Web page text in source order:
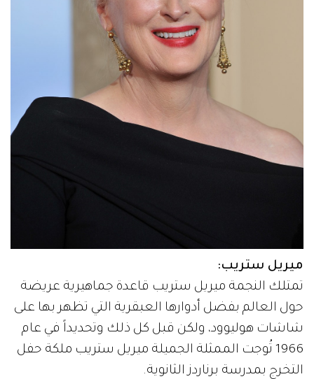
ميريل ستريب:
تمتلك النجمة ميريل ستريب قاعدة جماهيرية عريضة
حول العالم بفضل أدوارها العبقرية التي تظهر بها على
شاشات هوليوود، ولكن قبل كل ذلك وتحديداً في عام
1966 تُوجت الممثلة الجميلة ميريل ستريب ملكة حفل
التخرج بمدرسة برناردز الثانوية.